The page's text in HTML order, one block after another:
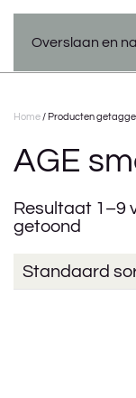
Overslaan en
Home / Producten
AGE
Resultaat 1–9
getoond